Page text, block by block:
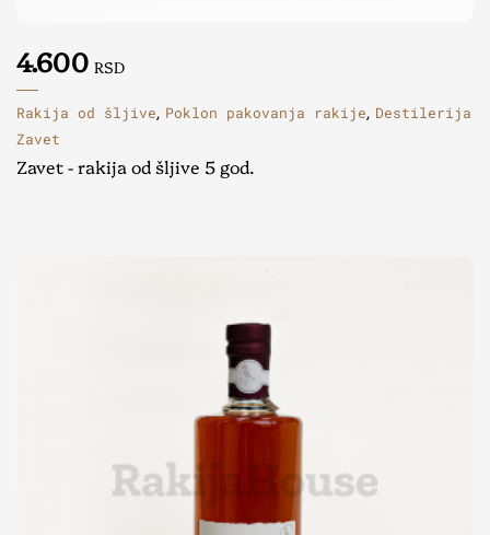
4.600 RSD
Rakija od šljive, Poklon pakovanja rakije, Destilerija
Zavet
Zavet - rakija od šljive 5 god.